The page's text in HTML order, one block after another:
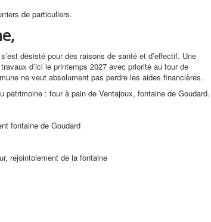
de particuliers.
désisté pour des raisons de santé et d’effectif. Une
d’ici le printemps 2027 avec priorité au four de
ne veut absolument pas perdre les aides financières.
: four à pain de Ventajoux, fontaine de Goudard.
fontaine de Goudard
rejointoiement de la fontaine